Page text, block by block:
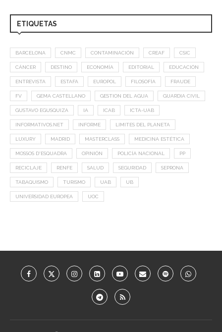
ETIQUETAS
BARCELONA CNMC CONTAMINACIÓN CREAF CSIC
CÁNCER DESTINO ECONOMÍA EDITORIAL EDUCACIÓN
ENTREVISTA ESTAFA EUROPOL FILOSOFÍA FRAUDE
FV GEMA CASTELLANO GESTION DEL AGUA GUARDIA CIVIL
GUSTAVO EGUSQUIZA IA ICAB ICTA-UAB
INFORMATIVOS.NET INFORME LIMITES DEL PLANETA
LUXURY MADRID MASTERCLASS MEDICINA ESTÉTICA
MOSSOS D'ESQUADRA OPINIÓN POLICÍA NACIONAL PP
RECICLAJE RENFE SALUD SEGURIDAD SEPRONA
TABAQUISMO TURISMO UAB UB
UNIVERSIDAD EUROPEA UOC